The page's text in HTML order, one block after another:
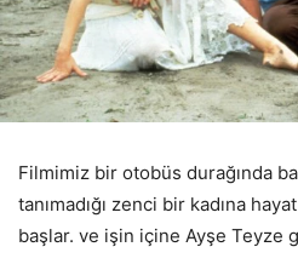
Filmimiz bir otobüs durağında
tanımadığı zenci bir kadına
başlar. ve işin içine Ayşe Teyze